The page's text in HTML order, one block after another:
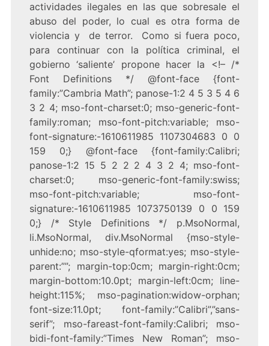
actividades ilegales en las que sobresale el
abuso del poder, lo cual es otra forma de
violencia y de terror. Como si fuera poco,
para continuar con la política criminal, el
gobierno ‘saliente’ propone hacer la <!– /*
Font Definitions */ @font-face {font-
family:”Cambria Math”; panose-1:2 4 5 3 5 4 6
3 2 4; mso-font-charset:0; mso-generic-font-
family:roman; mso-font-pitch:variable; mso-
font-signature:-1610611985 1107304683 0 0
159 0;} @font-face {font-family:Calibri;
panose-1:2 15 5 2 2 2 4 3 2 4; mso-font-
charset:0; mso-generic-font-family:swiss;
mso-font-pitch:variable; mso-font-
signature:-1610611985 1073750139 0 0 159
0;} /* Style Definitions */ p.MsoNormal,
li.MsoNormal, div.MsoNormal {mso-style-
unhide:no; mso-style-qformat:yes; mso-style-
parent:””; margin-top:0cm; margin-right:0cm;
margin-bottom:10.0pt; margin-left:0cm; line-
height:115%; mso-pagination:widow-orphan;
font-size:11.0pt; font-family:”Calibri”,”sans-
serif”; mso-fareast-font-family:Calibri; mso-
bidi-font-family:”Times New Roman”; mso-